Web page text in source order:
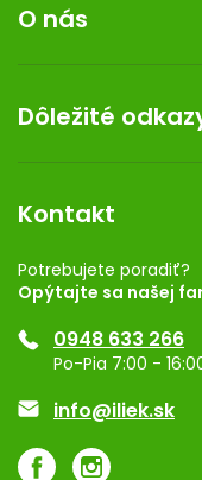
Reklamácia a vrátenie
Doprava a platba
Darček k nákupu
O nás
Kontakt
Dermocentrum
Dôležité
Rozhodnutie na
Registrácia
Ponuka pre firmy
Značky
Kontakt
Potrebujete poradiť?
Opýtajte sa našej
0948 633 266
Po-Pia 7:00 -
info@iliek.sk